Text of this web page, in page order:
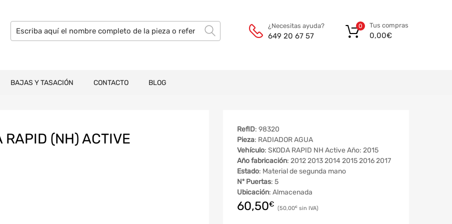
¿Necesitas ayuda?
649 20 67 57
Tus compras
0,00€
0
BAJAS Y TASACIÓN CONTACTO BLOG
RAPID (NH) ACTIVE
RefID: 98320
Pieza: RADIADOR AGUA
Vehículo: SKODA RAPID NH Active Año: 2015
Año fabricación: 2012 2013 2014 2015 2016 2017
Estado: Material de segunda mano
Nº Puertas: 5
Ubicación: Almacenada
60,50€ 50,00€